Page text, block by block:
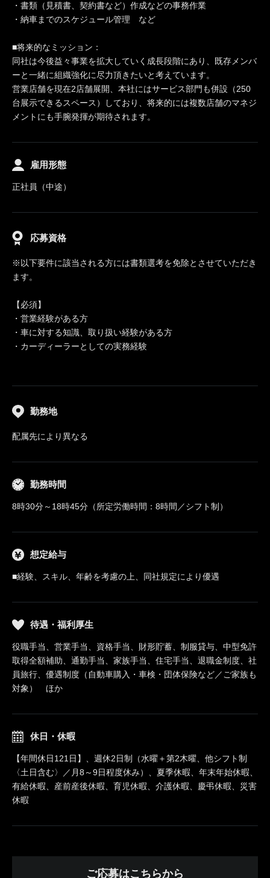
・書類（見積書、契約書など）作成などの事務作業
・納車までのスケジュール管理 など
■将来的なミッション：
同社は今後益々事業を拡大していく成長段階にあり、既存メンバ
ーと一緒に組織強化に尽力頂きたいと考えています。
営業店舗を現在2店舗展開、本社にはサービス部門も併設（250
台展示できるスペース）しており、将来的には複数店舗のマネジ
メントにも手腕発揮が期待されます。
雇用形態
正社員（中途）
応募資格
※以下要件に該当される方には書類選考を免除とさせていただき
ます。
【必須】
・営業経験がある方
・車に対する知識、取り扱い経験がある方
・カーディーラーとしての実務経験
勤務地
配属先により異なる
勤務時間
8時30分～18時45分（所定労働時間：8時間／シフト制）
想定給与
■経験、スキル、年齢を考慮の上、同社規定により優遇
待遇・福利厚生
役職手当、営業手当、資格手当、財形貯蓄、制服貸与、中型免許
取得全額補助、通勤手当、家族手当、住宅手当、退職金制度、社
員旅行、優遇制度（自動車購入・車検・団体保険など／ご家族も
対象） ほか
休日・休暇
【年間休日121日】、週休2日制（水曜＋第2木曜、他シフト制
〈土日含む〉／月8～9日程度休み）、夏季休暇、年末年始休暇、
有給休暇、産前産後休暇、育児休暇、介護休暇、慶弔休暇、災害
休暇
ご応募はこちらから